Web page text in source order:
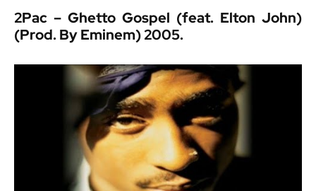
2Pac – Ghetto Gospel (feat. Elton John)
(Prod. By Eminem) 2005.